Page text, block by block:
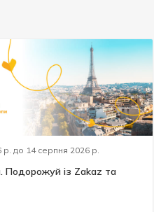
р. до 14 серпня 2026 р.
Подорожуй із Zakaz та